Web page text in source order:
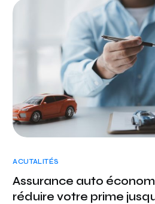
ACUTALITÉS
Assurance auto
réduire votre prime